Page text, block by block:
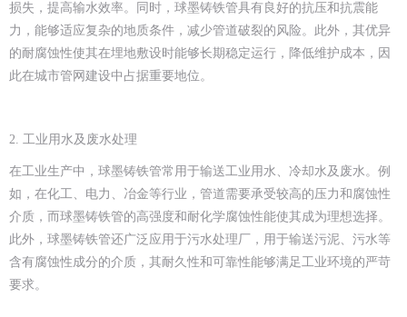
损失，提高输水效率。同时，球墨铸铁管具有良好的抗压和抗震能
力，能够适应复杂的地质条件，减少管道破裂的风险。此外，其优异
的耐腐蚀性使其在埋地敷设时能够长期稳定运行，降低维护成本，因
此在城市管网建设中占据重要地位。
2. 工业用水及废水处理
在工业生产中，球墨铸铁管常用于输送工业用水、冷却水及废水。例
如，在化工、电力、冶金等行业，管道需要承受较高的压力和腐蚀性
介质，而球墨铸铁管的高强度和耐化学腐蚀性能使其成为理想选择。
此外，球墨铸铁管还广泛应用于污水处理厂，用于输送污泥、污水等
含有腐蚀性成分的介质，其耐久性和可靠性能够满足工业环境的严苛
要求。